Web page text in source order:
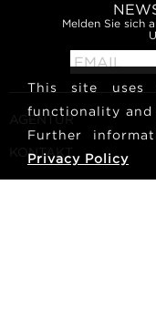
Melden Sie sich
AGENTUR
KONTAKT
This site uses
functionality and
Further
Privacy Policy